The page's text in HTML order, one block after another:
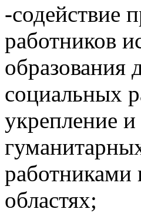
-содействие
работников
образования
социальных
укрепление
областях;